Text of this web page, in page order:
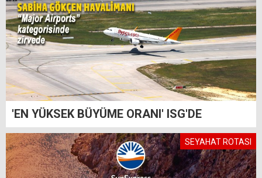
'EN YÜKSEK BÜYÜME ORANI' ISG'DE
SEYAHAT ROTASI